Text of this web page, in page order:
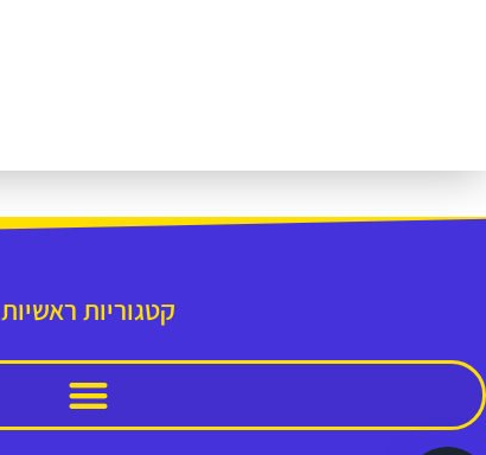
קטגוריות ראשיות